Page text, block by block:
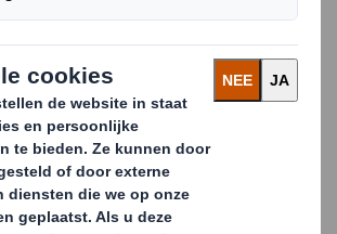
onderdeel van
is de
een on-site
transportservice
Just in Time (JIT)
Smith zorgt voor een efficiënte